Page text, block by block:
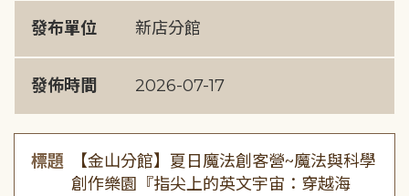
發布單位 新店分館
發佈時間 2026-07-17
標題
【金山分館】夏日魔法創客營~魔法與科學
創作樂園『指尖上的英文宇宙：穿越海